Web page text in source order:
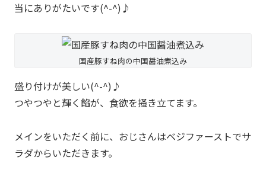
当にありがたいです(^-^)♪
国産豚すね肉の中国醤油煮込み
盛り付けが美しい(^-^)♪
つやつやと輝く餡が、食欲を掻き立てます。
メインをいただく前に、おじさんはベジファーストでサ
ラダからいただきます。